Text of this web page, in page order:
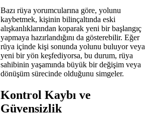
Bazı rüya yorumcularına göre, yolunu
kaybetmek, kişinin bilinçaltında eski
alışkanlıklarından koparak yeni bir başlangıç
yapmaya hazırlandığını da gösterebilir. Eğer
rüya içinde kişi sonunda yolunu buluyor veya
yeni bir yön keşfediyorsa, bu durum, rüya
sahibinin yaşamında büyük bir değişim veya
dönüşüm sürecinde olduğunu simgeler.
Kontrol Kaybı ve
Güvensizlik